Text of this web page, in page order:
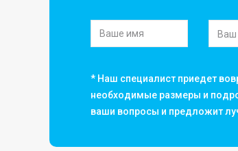
* Наш специалист приедет
необходимые размеры и
ваши вопросы и предложит